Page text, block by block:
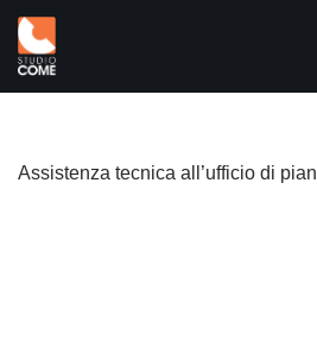
Vai
al
Assistenza tecnica all’ufficio di